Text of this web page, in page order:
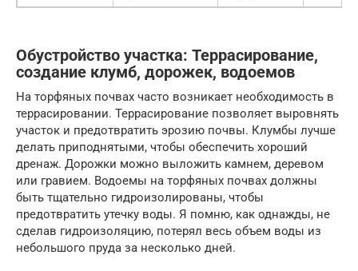
Обустройство участка: Террасирование,
создание клумб, дорожек, водоемов
На торфяных почвах часто возникает необходимость в
террасировании. Террасирование позволяет выровнять
участок и предотвратить эрозию почвы. Клумбы лучше
делать приподнятыми, чтобы обеспечить хороший
дренаж. Дорожки можно выложить камнем, деревом
или гравием. Водоемы на торфяных почвах должны
быть тщательно гидроизолированы, чтобы
предотвратить утечку воды. Я помню, как однажды, не
сделав гидроизоляцию, потерял весь объем воды из
небольшого пруда за несколько дней.